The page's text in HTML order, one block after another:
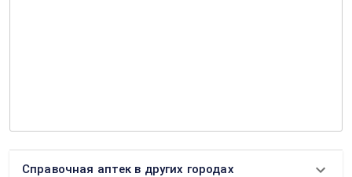
Справочная аптек в других городах